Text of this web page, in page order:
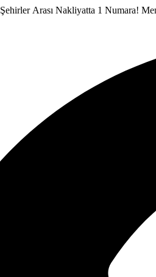
Şehirler Arası Nakliyatta 1 Numara!